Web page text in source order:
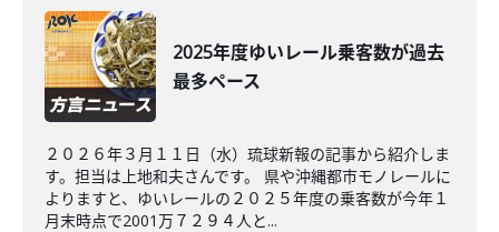
2025年度ゆいレール乗客数が過去
最多ペース
２０２６年３月１１日（水）琉球新報の記事から紹介しま
す。担当は上地和夫さんです。 県や沖縄都市モノレールに
よりますと、ゆいレールの２０２５年度の乗客数が今年１
月末時点で2001万７２９４人と...